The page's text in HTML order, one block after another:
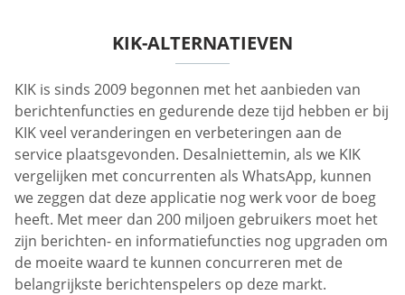
KIK-ALTERNATIEVEN
KIK is sinds 2009 begonnen met het aanbieden van
berichtenfuncties en gedurende deze tijd hebben er bij
KIK veel veranderingen en verbeteringen aan de
service plaatsgevonden. Desalniettemin, als we KIK
vergelijken met concurrenten als WhatsApp, kunnen
we zeggen dat deze applicatie nog werk voor de boeg
heeft. Met meer dan 200 miljoen gebruikers moet het
zijn berichten- en informatiefuncties nog upgraden om
de moeite waard te kunnen concurreren met de
belangrijkste berichtenspelers op deze markt.